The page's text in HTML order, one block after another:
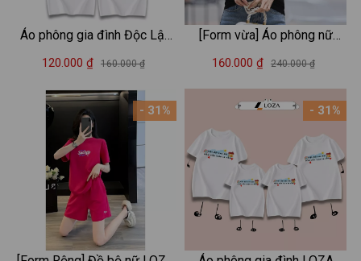
Áo phông gia đình Độc Lập
Tự Do, Việt Nam nón lá Loza
120.000 ₫ 160.000 ₫
- 31%
[Form vừa] Áo phông nữ
𝐋𝐎𝐙𝐀 in chữ "Good Vibes"
160.000 ₫ 240.000 ₫
- 31%